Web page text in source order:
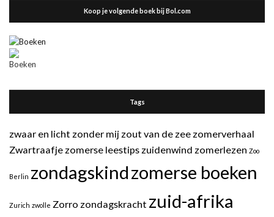
Koop je volgende boek bij Bol.com
Tags
zwaar en licht zonder mij zout van de zee zomerverhaal
Zwartraafje zomerse leestips zuidenwind zomerlezen Zoo
Berlin zondagskindzomerse boeken
Zurich zwolle Zorro zondagskracht zuid-afrika